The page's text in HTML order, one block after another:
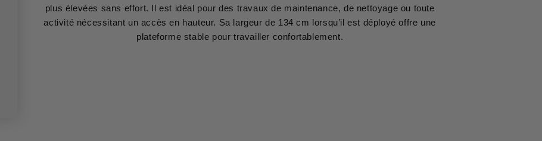
plus élevées sans effort. Il est idéal pour des travaux de maintenance, de nettoyage ou toute
activité nécessitant un accès en hauteur. Sa largeur de 134 cm lorsqu’il est déployé offre une
plateforme stable pour travailler confortablement.